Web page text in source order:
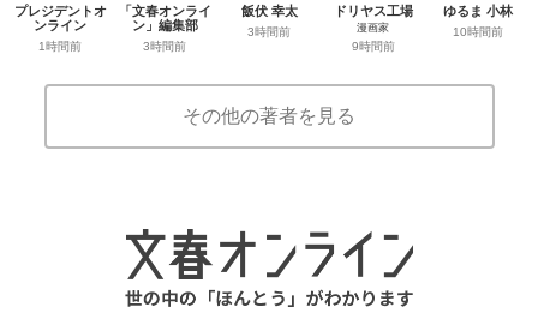
プレジデントオ
ンライン
1時間前
「文春オンライ
ン」編集部
3時間前
飯伏 幸太
3時間前
ドリヤス工場
漫画家
9時間前
ゆるま 小林
10時間前
その他の著者を見る